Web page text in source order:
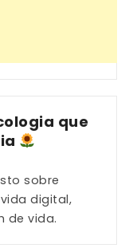
que
sobre
digital,
de vida.